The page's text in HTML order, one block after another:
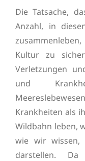
Die Tatsache,
Anzahl, in
Kultur zu
Verletzungen
und
Krankheiten als
Wildbahn leben,
wie wir wissen,
darstellen.